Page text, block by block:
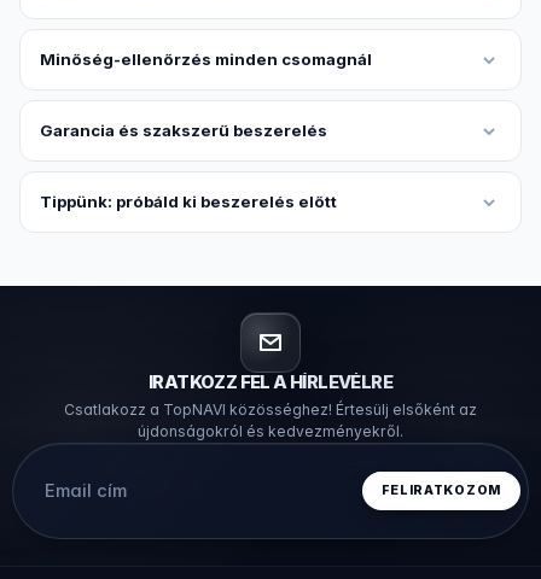
Minőség-ellenőrzés minden csomagnál
Garancia és szakszerű beszerelés
Tippünk: próbáld ki beszerelés előtt
IRATKOZZ FEL A HÍRLEVÉLRE
Csatlakozz a TopNAVI közösséghez! Értesülj elsőként az
újdonságokról és kedvezményekről.